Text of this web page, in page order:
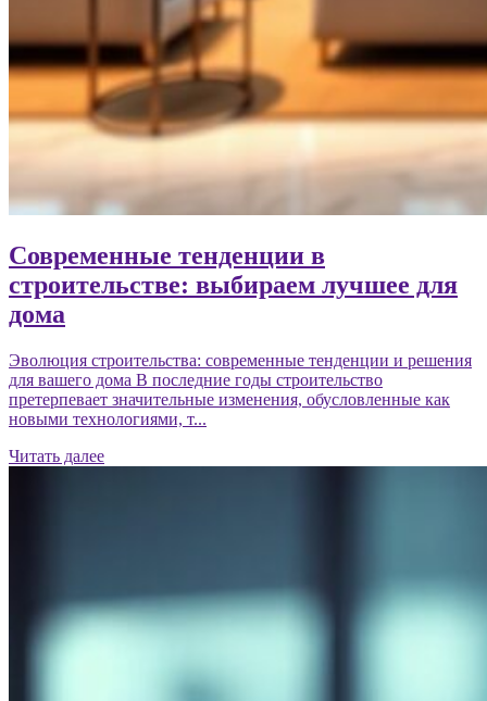
Современные тенденции в
строительстве: выбираем лучшее для
дома
Эволюция строительства: современные тенденции и решения
для вашего дома В последние годы строительство
претерпевает значительные изменения, обусловленные как
новыми технологиями, т...
Читать далее